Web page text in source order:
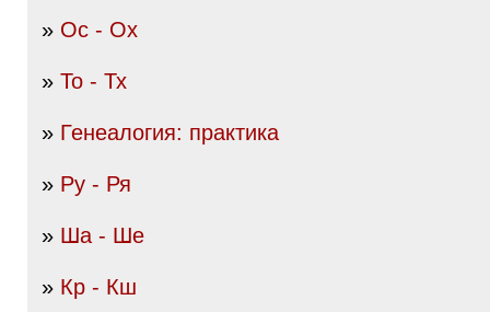
» Ос - Ох
» То - Тх
» Генеалогия: практика
» Ру - Ря
» Ша - Ше
» Кр - Кш